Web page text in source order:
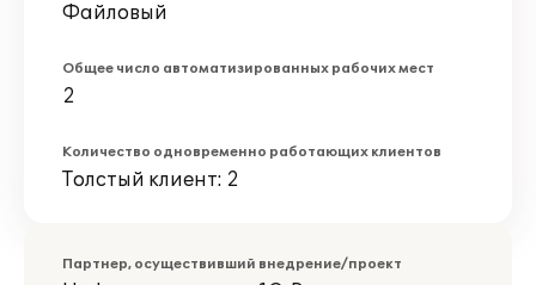
Файловый
Общее число автоматизированных рабочих мест
2
Количество одновременно работающих клиентов
Толстый клиент: 2
Партнер, осуществивший внедрение/проект